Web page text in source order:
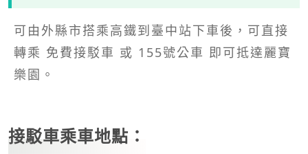
可由外縣市搭乘高鐵到臺中站下車後，可直接
轉乘 免費接駁車 或 155號公車 即可抵達麗寶
樂園。
接駁車乘車地點：